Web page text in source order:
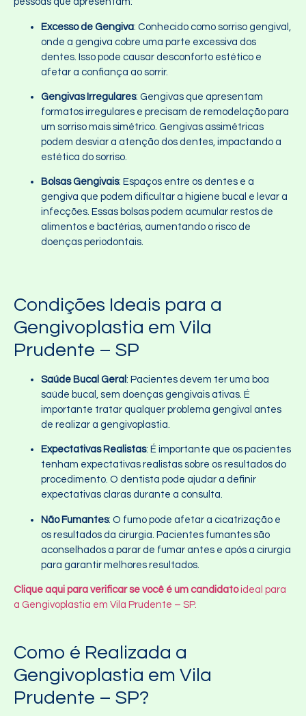
Excesso de Gengiva: Conhecido como sorriso gengival,
onde a gengiva cobre uma parte excessiva dos
dentes. Isso pode causar desconforto estético e
afetar a confiança ao sorrir.
Gengivas Irregulares: Gengivas que apresentam
formatos irregulares e precisam de remodelação para
um sorriso mais simétrico. Gengivas assimétricas
podem desviar a atenção dos dentes, impactando a
estética do sorriso.
Bolsas Gengivais: Espaços entre os dentes e a
gengiva que podem dificultar a higiene bucal e levar a
infecções. Essas bolsas podem acumular restos de
alimentos e bactérias, aumentando o risco de
doenças periodontais.
Condições Ideais para a
Gengivoplastia em Vila
Prudente – SP
Saúde Bucal Geral : Pacientes devem ter uma boa
saúde bucal, sem doenças gengivais ativas. É
importante tratar qualquer problema gengival antes
de realizar a gengivoplastia.
Expectativas Realistas: É importante que os pacientes
tenham expectativas realistas sobre os resultados do
procedimento. O dentista pode ajudar a definir
expectativas claras durante a consulta.
Não Fumantes: O fumo pode afetar a cicatrização e
os resultados da cirurgia. Pacientes fumantes são
aconselhados a parar de fumar antes e após a cirurgia
para garantir melhores resultados.
Clique aqui para verificar se você é um candidatoideal para
a Gengivoplastia em Vila Prudente – SP.
Como é Realizada a
Gengivoplastia em Vila
Prudente – SP?